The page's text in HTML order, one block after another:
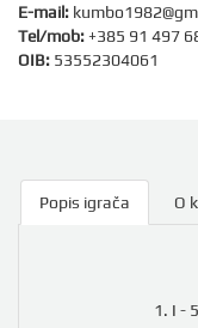
E-mail:
Tel/mob:+385 91 497
OIB: 53552304061
Popis igrača O
1. I -